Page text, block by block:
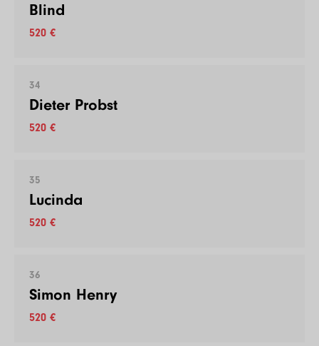
Blind
520 €
34
Dieter Probst
520 €
35
Lucinda
520 €
36
Simon Henry
520 €